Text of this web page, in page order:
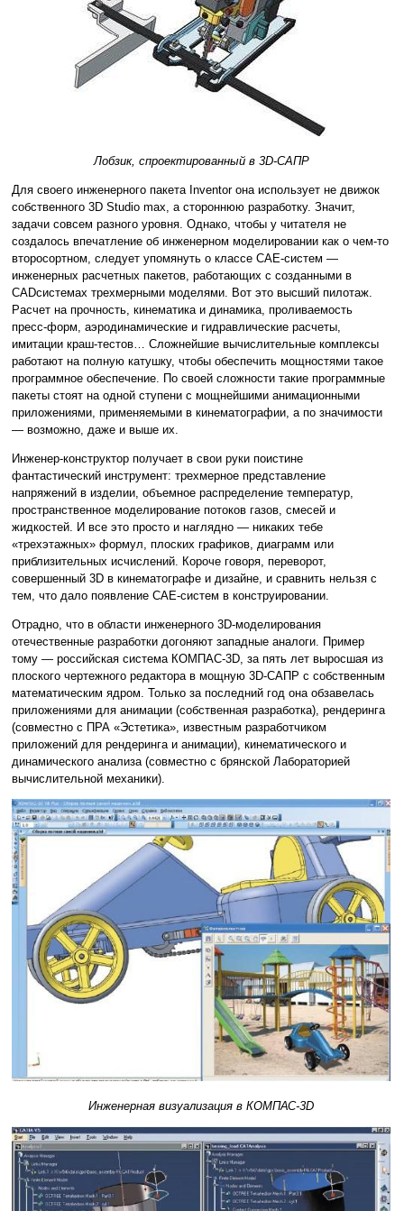
Лобзик, спроектированный в 3D-САПР
Для своего инженерного пакета Inventor она использует не движок
собственного 3D Studio max, а стороннюю разработку. Значит,
задачи совсем разного уровня. Однако, чтобы у читателя не
создалось впечатление об инженерном моделировании как о чем-то
второсортном, следует упомянуть о классе CAE-систем —
инженерных расчетных пакетов, работающих с созданными в
CADсистемах трехмерными моделями. Вот это высший пилотаж.
Расчет на прочность, кинематика и динамика, проливаемость
пресс-форм, аэродинамические и гидравлические расчеты,
имитации краш-тестов… Сложнейшие вычислительные комплексы
работают на полную катушку, чтобы обеспечить мощностями такое
программное обеспечение. По своей сложности такие программные
пакеты стоят на одной ступени с мощнейшими анимационными
приложениями, применяемыми в кинематографии, а по значимости
— возможно, даже и выше их.
Инженер-конструктор получает в свои руки поистине
фантастический инструмент: трехмерное представление
напряжений в изделии, объемное распределение температур,
пространственное моделирование потоков газов, смесей и
жидкостей. И все это просто и наглядно — никаких тебе
«трехэтажных» формул, плоских графиков, диаграмм или
приблизительных исчислений. Короче говоря, переворот,
совершенный 3D в кинематографе и дизайне, и сравнить нельзя с
тем, что дало появление CAE-систем в конструировании.
Отрадно, что в области инженерного 3D-моделирования
отечественные разработки догоняют западные аналоги. Пример
тому — российская система КОМПАС-3D, за пять лет выросшая из
плоского чертежного редактора в мощную 3D-САПР с собственным
математическим ядром. Только за последний год она обзавелась
приложениями для анимации (собственная разработка), рендеринга
(совместно с ПРА «Эстетика», известным разработчиком
приложений для рендеринга и анимации), кинематического и
динамического анализа (совместно с брянской Лабораторией
вычислительной механики).
Инженерная визуализация в КОМПАС-3D